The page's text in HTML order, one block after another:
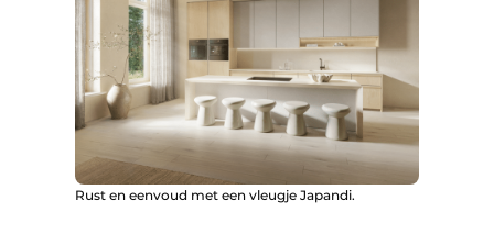
Rust en eenvoud met een vleugje Japandi.